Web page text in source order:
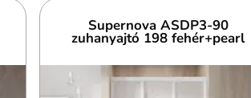
Supernova ASDP3-90
zuhanyajtó 198 fehér+pearl